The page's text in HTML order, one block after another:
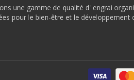
une gamme de qualité d' engrai
pour le bien-être et le développement